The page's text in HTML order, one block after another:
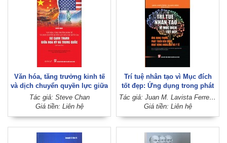
Văn hóa, tăng trưởng kinh tế
và dịch chuyển quyền lực giữa
các quốc gia: Sự cạnh tranh
giữa Hoa Kỳ và Trung Quốc
Tác giả: Steve Chan
Giá tiền: Liên hệ
Trí tuệ nhân tạo vì Mục đích
tốt đẹp: Ứng dụng trong phát
triển bền vững, hoạt động
nhân đạo và y tế
Tác giả: Juan M. Lavista Ferres - William B. Weeks (Đồng chủ biên)
Giá tiền: Liên hệ